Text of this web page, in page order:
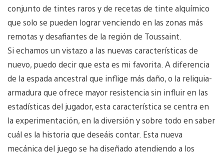
conjunto de tintes raros y de recetas de tinte alquímico
que solo se pueden lograr venciendo en las zonas más
remotas y desafiantes de la región de Toussaint.
Si echamos un vistazo a las nuevas características de
nuevo, puedo decir que esta es mi favorita. A diferencia
de la espada ancestral que inflige más daño, o la reliquia-
armadura que ofrece mayor resistencia sin influir en las
estadísticas del jugador, esta característica se centra en
la experimentación, en la diversión y sobre todo en saber
cuál es la historia que deseáis contar. Esta nueva
mecánica del juego se ha diseñado atendiendo a los